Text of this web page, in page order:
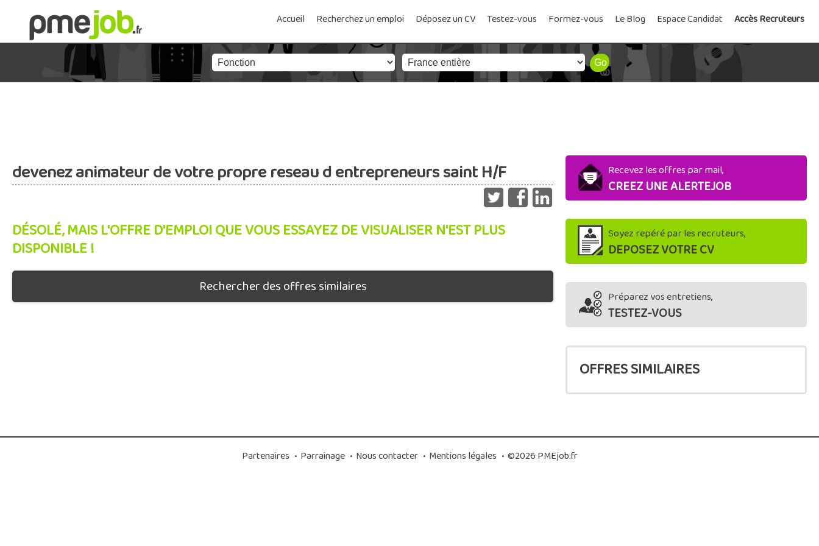
Accueil Recherchez un emploi Déposez un CV Testez-vous Formez-vous Le Blog Espace Candidat Accès Recruteurs
devenez animateur de votre propre reseau d entrepreneurs saint H/F
DÉSOLÉ, MAIS L'OFFRE D'EMPLOI QUE VOUS ESSAYEZ DE VISUALISER N'EST PLUS
DISPONIBLE !
Rechercher des offres similaires
Recevez les offres par mail,
CREEZ UNE ALERTEJOB
Soyez repéré par les recruteurs,
DEPOSEZ VOTRE CV
Préparez vos entretiens,
TESTEZ-VOUS
OFFRES SIMILAIRES
Partenaires • Parrainage • Nous contacter • Mentions légales • ©2026 PMEjob.fr